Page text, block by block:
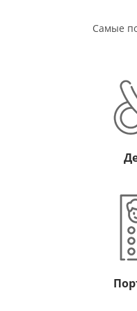
Самые